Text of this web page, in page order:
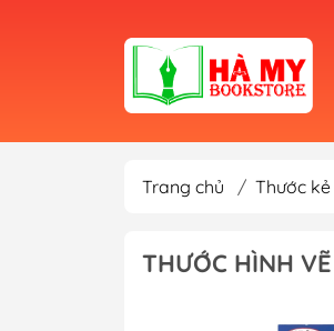
Trang chủ / Thước kẻ
THƯỚC HÌNH